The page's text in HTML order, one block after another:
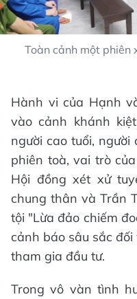
Toàn cảnh một phiên
Hành vi của Hạnh
vào cảnh khánh
người cao tuổi,
phiên toà, vai trò
Hội đồng xét xử
chung thân và Trần
tội "Lừa đảo chiếm
cảnh báo sâu sắc
tham gia đầu tư.
Trong vô vàn tình